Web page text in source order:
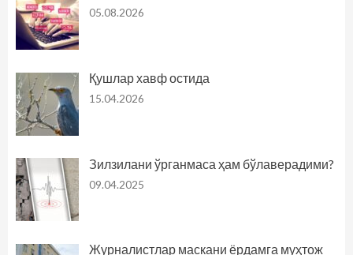
05.08.2026
Қушлар хавф остида
15.04.2026
Зилзилани ўрганмаса ҳам бўлаверадими?
09.04.2025
Журналистлар маскани ёрдамга муҳтож